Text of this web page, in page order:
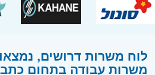
משרות עבודה בתחום כתב